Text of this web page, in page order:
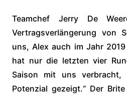
Teamchef Jerry De
Vertragsverlängerung von
uns, Alex auch im Jahr
hat nur die letzten vier
Saison mit uns
Potenzial gezeigt.“ Der